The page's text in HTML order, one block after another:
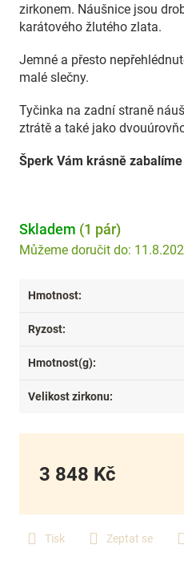
zirkonem. Náušnice jsou
karátového žlutého zlata.
Jemné a přesto
malé slečny.
Tyčinka na zadní straně
ztrátě a také jako
Šperk Vám krásně
Tisk Zeptat se
Skladem (1 pár)
3 848 Kč
Hmotnost:
Ryzost:
Hmotnost(g):
Velikost zirkonu: